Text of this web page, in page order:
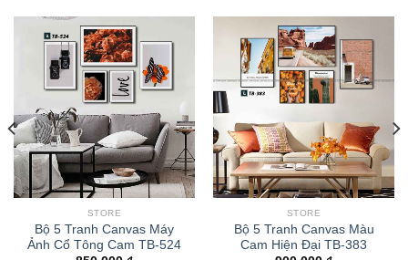
STORE
Bộ 5 Tranh Canvas Máy
Ảnh Cổ Tông Cam TB-524
STORE
Bộ 5 Tranh Canvas Màu
Cam Hiện Đại TB-383